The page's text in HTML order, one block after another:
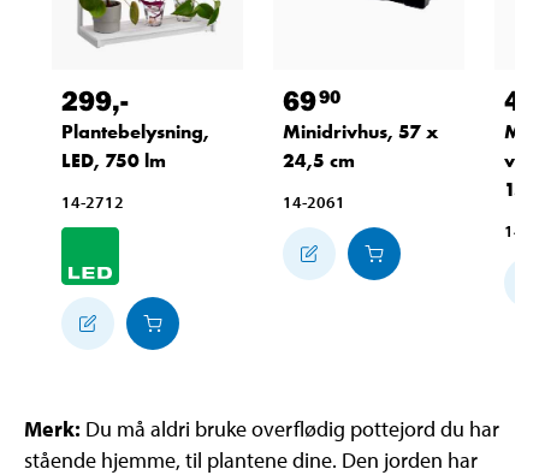
299,-
Plantebelysning,
LED, 750 lm
14-2712
6990
Minidrivhus, 57 x
24,5 cm
14-2061
49
14-
Merk: Du må aldri bruke overflødig pottejord du har
stående hjemme, til plantene dine. Den jorden har